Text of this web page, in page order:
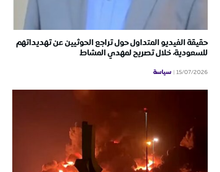
حقيقة الفيديو المتداول حول تراجع الحوثيين عن تهديداتهم
للسعودية، خلال تصريح لمهدي المشاط
15/07/2026 سياسة